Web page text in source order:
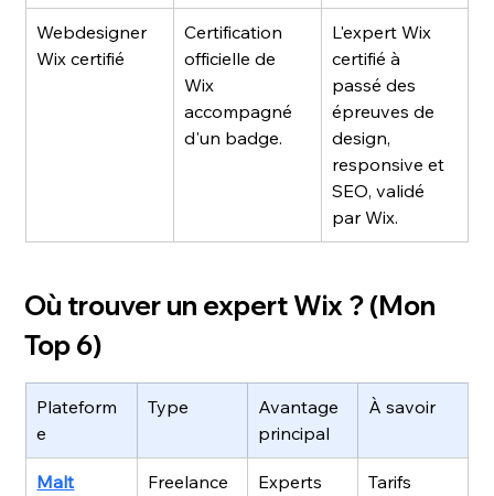
Webdesigner
Wix certifié
Certification
officielle de
Wix
accompagné
d'un badge.
L'expert Wix
certifié à
passé des
épreuves de
design,
responsive et
SEO, validé
par Wix.
Où trouver un expert Wix ? (Mon
Top 6)
Plateform
e
Type
Avantage
principal
À savoir
Malt
Freelance
Experts
Tarifs